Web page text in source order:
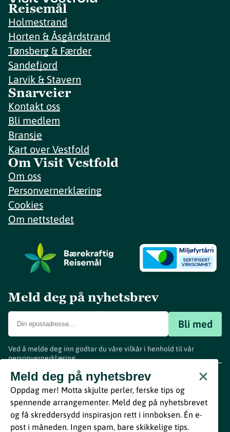
Reisemål
Holmestrand
Horten & Åsgårdstrand
Tønsberg & Færder
Sandefjord
Larvik & Stavern
Snarveier
Kontakt oss
Bli medlem
Bransje
Kart over Vestfold
Om Visit Vestfold
Om oss
Personvernerklæring
Cookies
Om nettstedet
Meld deg på nyhetsbrev
Bli med
Ved å melde deg inn godtar du våre vilkår i henhold til vår
personvernerklæring.
Meld deg på nyhetsbrev
Oppdag mer! Motta skjulte perler, ferske tips og
spennende arrangementer. Meld deg på nyhetsbrevet
og få skreddersydd inspirasjon rett i innboksen. Én e-
post i måneden. Ingen spam, bare skikkelige tips.
www.visitvestfold.com
Turistinformasjon
Vestfold Fylkeskommune
ByBreakfast